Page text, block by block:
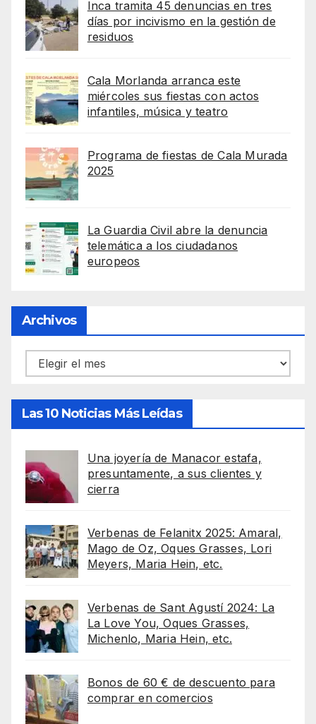
Inca tramita 45 denuncias en tres
días por incivismo en la gestión de
residuos
Cala Morlanda arranca este
miércoles sus fiestas con actos
infantiles, música y teatro
Programa de fiestas de Cala Murada
2025
La Guardia Civil abre la denuncia
telemática a los ciudadanos
europeos
Archivos
Archivos
Las 10 Noticias Más Leídas
Una joyería de Manacor estafa,
presuntamente, a sus clientes y
cierra
Verbenas de Felanitx 2025: Amaral,
Mago de Oz, Oques Grasses, Lori
Meyers, Maria Hein, etc.
Verbenas de Sant Agustí 2024: La
La Love You, Oques Grasses,
Michenlo, Maria Hein, etc.
Bonos de 60 € de descuento para
comprar en comercios